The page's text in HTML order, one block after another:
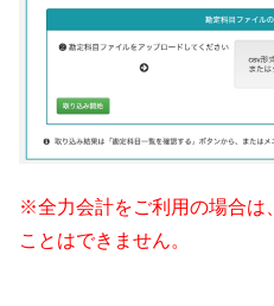
※全力会計をご利用の場合は
ことはできません。